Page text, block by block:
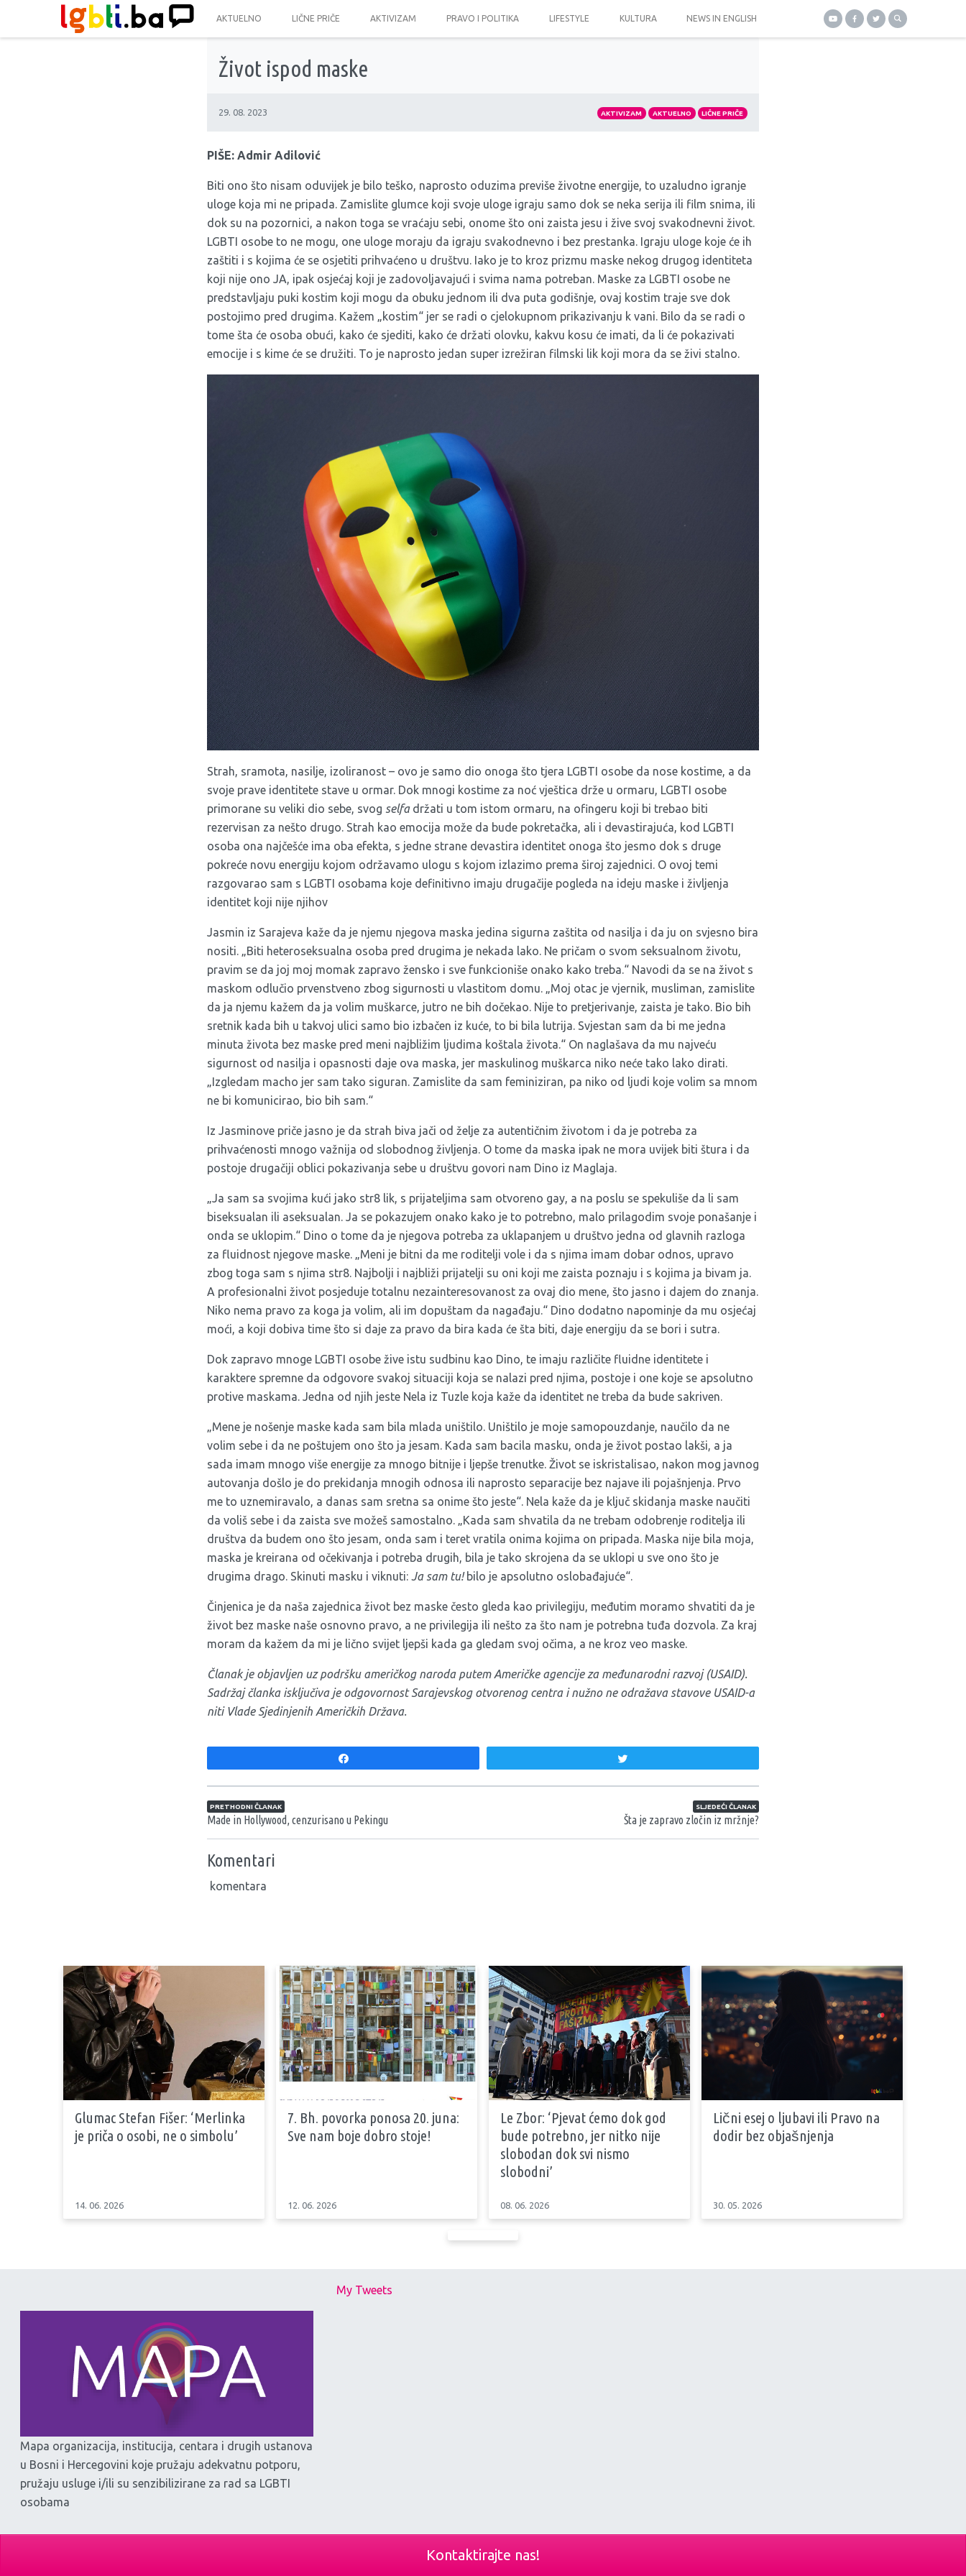
AKTUELNO LIČNE PRIČE AKTIVIZAM PRAVO I POLITIKA LIFESTYLE KULTURA NEWS IN ENGLISH
Život ispod maske
29. 08. 2023 AKTIVIZAM AKTUELNO LIČNE PRIČE
PIŠE: Admir Adilović
Biti ono što nisam oduvijek je bilo teško, naprosto oduzima previše životne energije, to uzaludno igranje
uloge koja mi ne pripada. Zamislite glumce koji svoje uloge igraju samo dok se neka serija ili film snima, ili
dok su na pozornici, a nakon toga se vraćaju sebi, onome što oni zaista jesu i žive svoj svakodnevni život.
LGBTI osobe to ne mogu, one uloge moraju da igraju svakodnevno i bez prestanka. Igraju uloge koje će ih
zaštiti i s kojima će se osjetiti prihvaćeno u društvu. Iako je to kroz prizmu maske nekog drugog identiteta
koji nije ono JA, ipak osjećaj koji je zadovoljavajući i svima nama potreban. Maske za LGBTI osobe ne
predstavljaju puki kostim koji mogu da obuku jednom ili dva puta godišnje, ovaj kostim traje sve dok
postojimo pred drugima. Kažem „kostim“ jer se radi o cjelokupnom prikazivanju k vani. Bilo da se radi o
tome šta će osoba obući, kako će sjediti, kako će držati olovku, kakvu kosu će imati, da li će pokazivati
emocije i s kime će se družiti. To je naprosto jedan super izrežiran filmski lik koji mora da se živi stalno.
Strah, sramota, nasilje, izoliranost – ovo je samo dio onoga što tjera LGBTI osobe da nose kostime, a da
svoje prave identitete stave u ormar. Dok mnogi kostime za noć vještica drže u ormaru, LGBTI osobe
primorane su veliki dio sebe, svog selfadržati u tom istom ormaru, na ofingeru koji bi trebao biti
rezervisan za nešto drugo. Strah kao emocija može da bude pokretačka, ali i devastirajuća, kod LGBTI
osoba ona najčešće ima oba efekta, s jedne strane devastira identitet onoga što jesmo dok s druge
pokreće novu energiju kojom održavamo ulogu s kojom izlazimo prema široj zajednici. O ovoj temi
razgovarao sam s LGBTI osobama koje definitivno imaju drugačije pogleda na ideju maske i življenja
identitet koji nije njihov
Jasmin iz Sarajeva kaže da je njemu njegova maska jedina sigurna zaštita od nasilja i da ju on svjesno bira
nositi. „Biti heteroseksualna osoba pred drugima je nekada lako. Ne pričam o svom seksualnom životu,
pravim se da joj moj momak zapravo žensko i sve funkcioniše onako kako treba.“ Navodi da se na život s
maskom odlučio prvenstveno zbog sigurnosti u vlastitom domu. „Moj otac je vjernik, musliman, zamislite
da ja njemu kažem da ja volim muškarce, jutro ne bih dočekao. Nije to pretjerivanje, zaista je tako. Bio bih
sretnik kada bih u takvoj ulici samo bio izbačen iz kuće, to bi bila lutrija. Svjestan sam da bi me jedna
minuta života bez maske pred meni najbližim ljudima koštala života.“ On naglašava da mu najveću
sigurnost od nasilja i opasnosti daje ova maska, jer maskulinog muškarca niko neće tako lako dirati.
„Izgledam macho jer sam tako siguran. Zamislite da sam feminiziran, pa niko od ljudi koje volim sa mnom
ne bi komunicirao, bio bih sam.“
Iz Jasminove priče jasno je da strah biva jači od želje za autentičnim životom i da je potreba za
prihvaćenosti mnogo važnija od slobodnog življenja. O tome da maska ipak ne mora uvijek biti štura i da
postoje drugačiji oblici pokazivanja sebe u društvu govori nam Dino iz Maglaja.
„Ja sam sa svojima kući jako str8 lik, s prijateljima sam otvoreno gay, a na poslu se spekuliše da li sam
biseksualan ili aseksualan. Ja se pokazujem onako kako je to potrebno, malo prilagodim svoje ponašanje i
onda se uklopim.“ Dino o tome da je njegova potreba za uklapanjem u društvo jedna od glavnih razloga
za fluidnost njegove maske. „Meni je bitni da me roditelji vole i da s njima imam dobar odnos, upravo
zbog toga sam s njima str8. Najbolji i najbliži prijatelji su oni koji me zaista poznaju i s kojima ja bivam ja.
A profesionalni život posjeduje totalnu nezainteresovanost za ovaj dio mene, što jasno i dajem do znanja.
Niko nema pravo za koga ja volim, ali im dopuštam da nagađaju.“ Dino dodatno napominje da mu osjećaj
moći, a koji dobiva time što si daje za pravo da bira kada će šta biti, daje energiju da se bori i sutra.
Dok zapravo mnoge LGBTI osobe žive istu sudbinu kao Dino, te imaju različite fluidne identitete i
karaktere spremne da odgovore svakoj situaciji koja se nalazi pred njima, postoje i one koje se apsolutno
protive maskama. Jedna od njih jeste Nela iz Tuzle koja kaže da identitet ne treba da bude sakriven.
„Mene je nošenje maske kada sam bila mlada uništilo. Uništilo je moje samopouzdanje, naučilo da ne
volim sebe i da ne poštujem ono što ja jesam. Kada sam bacila masku, onda je život postao lakši, a ja
sada imam mnogo više energije za mnogo bitnije i ljepše trenutke. Život se iskristalisao, nakon mog javnog
autovanja došlo je do prekidanja mnogih odnosa ili naprosto separacije bez najave ili pojašnjenja. Prvo
me to uznemiravalo, a danas sam sretna sa onime što jeste“. Nela kaže da je ključ skidanja maske naučiti
da voliš sebe i da zaista sve možeš samostalno. „Kada sam shvatila da ne trebam odobrenje roditelja ili
društva da budem ono što jesam, onda sam i teret vratila onima kojima on pripada. Maska nije bila moja,
maska je kreirana od očekivanja i potreba drugih, bila je tako skrojena da se uklopi u sve ono što je
drugima drago. Skinuti masku i viknuti: Ja sam tu!bilo je apsolutno oslobađajuće“.
Činjenica je da naša zajednica život bez maske često gleda kao privilegiju, međutim moramo shvatiti da je
život bez maske naše osnovno pravo, a ne privilegija ili nešto za što nam je potrebna tuđa dozvola. Za kraj
moram da kažem da mi je lično svijet ljepši kada ga gledam svoj očima, a ne kroz veo maske.
Članak je objavljen uz podršku američkog naroda putem Američke agencije za međunarodni razvoj (USAID).
Sadržaj članka isključiva je odgovornost Sarajevskog otvorenog centra i nužno ne odražava stavove USAID-a
niti Vlade Sjedinjenih Američkih Država.
Navigacija članaka
PRETHODNI ČLANAK
Made in Hollywood, cenzurisano u Pekingu
SLJEDEĆI ČLANAK
Šta je zapravo zločin iz mržnje?
Komentari
komentara
Glumac Stefan Fišer: ‘Merlinka
je priča o osobi, ne o simbolu’
14. 06. 2026
7. Bh. povorka ponosa 20. juna:
Sve nam boje dobro stoje!
12. 06. 2026
Le Zbor: ‘Pjevat ćemo dok god
bude potrebno, jer nitko nije
slobodan dok svi nismo
slobodni’
08. 06. 2026
Lični esej o ljubavi ili Pravo na
dodir bez objašnjenja
30. 05. 2026
Mapa organizacija, institucija, centara i drugih ustanova
u Bosni i Hercegovini koje pružaju adekvatnu potporu,
pružaju usluge i/ili su senzibilizirane za rad sa LGBTI
osobama
My Tweets
Kontaktirajte nas!